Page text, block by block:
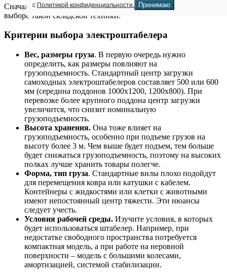
Сначала посмотрим, какие критерии нужно учесть при
выборе такой складской техники.
Критерии выбора электроштабелера
Вес, размеры груза. В первую очередь нужно
определить, как размеры повлияют на
грузоподъемность. Стандартный центр загрузки
самоходных электроштабелеров составляет 500 или 600
мм (середина поддонов 1000х1200, 1200х800). При
перевозке более крупного поддона центр загрузки
увеличится, что снизит номинальную
грузоподъемность.
Высота хранения. Она тоже влияет на
грузоподъемность, особенно при подъеме грузов на
высоту более 3 м. Чем выше будет подъем, тем больше
будет снижаться грузоподъемность, поэтому на высоких
полках лучше хранить товары полегче.
Форма, тип груза. Стандартные вилы плохо подойдут
для перемещения ковра или катушки с кабелем.
Контейнеры с жидкостями или клетки с животными
имеют непостоянный центр тяжести. Эти нюансы
следует учесть.
Условия рабочей среды. Изучите условия, в которых
будет использоваться штабелер. Например, при
недостатке свободного пространства потребуется
компактная модель, а при работе на неровной
поверхности – модель с большими колесами,
амортизацией, системой стабилизации.
с Политикой конфиденциальности. Принимаю